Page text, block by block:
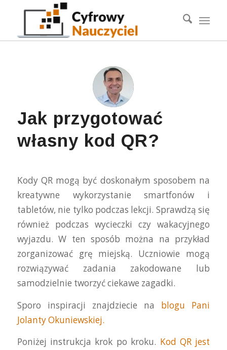
Jak przygotować
własny kod QR?
Kody QR mogą być doskonałym sposobem na
kreatywne wykorzystanie smartfonów i
tabletów, nie tylko podczas lekcji. Sprawdzą się
również podczas wycieczki czy wakacyjnego
wyjazdu.W ten sposób można na przykład
zorganizować grę miejską. Uczniowie mogą
rozwiązywać zadania zakodowane lub
samodzielnie tworzyć ciekawe zagadki.
Sporo inspiracji znajdziecie na blogu Pani
Jolanty Okuniewskiej.
Poniżej instrukcja krok po kroku. Kod QR jest